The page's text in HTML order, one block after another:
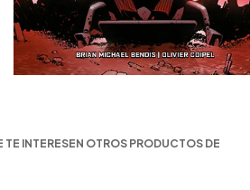
TE INTERESEN OTROS PRODUCTOS DE